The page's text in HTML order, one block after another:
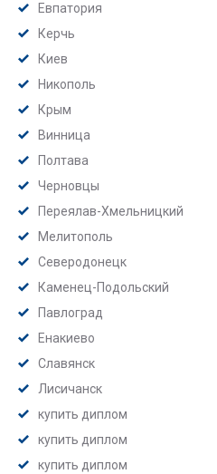
Евпатория
Керчь
Киев
Никополь
Крым
Винница
Полтава
Черновцы
Переялав-Хмельницкий
Мелитополь
Северодонецк
Каменец-Подольский
Павлоград
Енакиево
Славянск
Лисичанск
купить диплом
купить диплом
купить диплом